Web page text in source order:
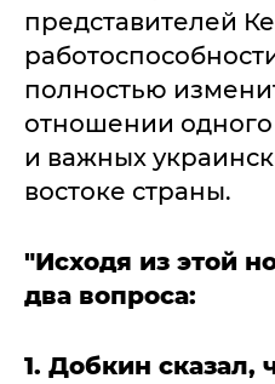
представителей
полностью
отношении
и важных
востоке страны.
"Исходя из этой
два вопроса:
1. Добкин сказал,